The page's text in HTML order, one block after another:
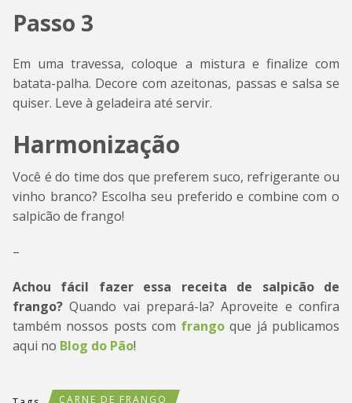
Passo 3
Em uma travessa, coloque a mistura e finalize com
batata-palha. Decore com azeitonas, passas e salsa se
quiser. Leve à geladeira até servir.
Harmonização
Você é do time dos que preferem suco, refrigerante ou
vinho branco? Escolha seu preferido e combine com o
salpicão de frango!
–
Achou fácil fazer essa receita de salpicão de
frango? Quando vai prepará-la? Aproveite e confira
também nossos posts com frango que já publicamos
aqui no Blog do Pão!
CARNE DE FRANGO